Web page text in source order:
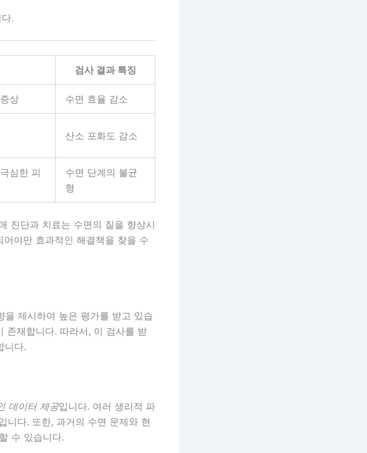
.
검사 결과 특징
상 수면 효율 감소
산소 포화도 감소
심한 피
수면 단계의 불균
형
진단과 치료는 수면의 질을 향상시
야만 효과적인 해결책을 찾을 수
을 제시하여 높은 평가를 받고 있습
존재합니다. 따라서, 이 검사를 받
니다.
데이터 제공입니다. 여러 생리적 파
니다. 또한, 과거의 수면 문제와 현
수 있습니다.